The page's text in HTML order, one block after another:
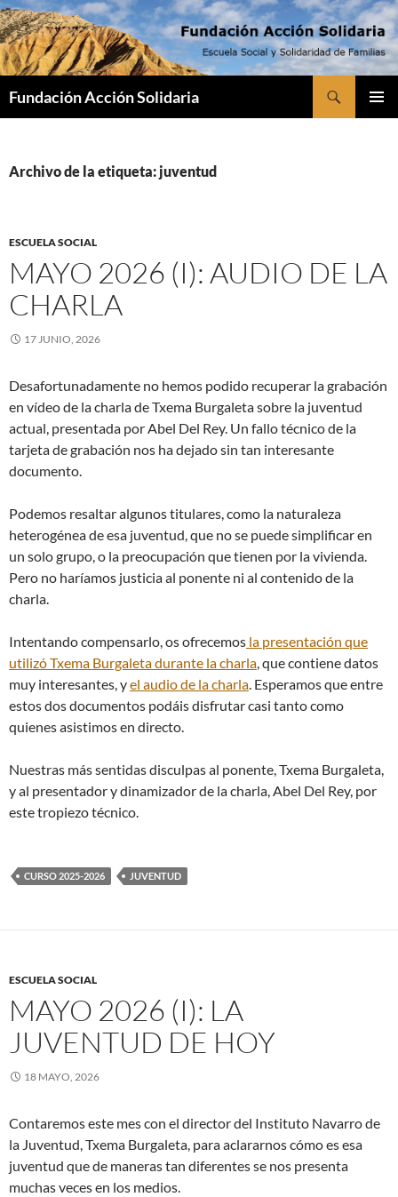
Saltar
al
contenido
Fundación Acción Solidaria
Archivo de la etiqueta: juventud
ESCUELA SOCIAL
MAYO 2026 (I): AUDIO DE LA
CHARLA
17 JUNIO, 2026
Desafortunadamente no hemos podido recuperar la grabación
en vídeo de la charla de Txema Burgaleta sobre la juventud
actual, presentada por Abel Del Rey. Un fallo técnico de la
tarjeta de grabación nos ha dejado sin tan interesante
documento.
Podemos resaltar algunos titulares, como la naturaleza
heterogénea de esa juventud, que no se puede simplificar en
un solo grupo, o la preocupación que tienen por la vivienda.
Pero no haríamos justicia al ponente ni al contenido de la
charla.
Intentando compensarlo, os ofrecemos la presentación que
utilizó Txema Burgaleta durante la charla, que contiene datos
muy interesantes, yel audio de la charla. Esperamos que entre
estos dos documentos podáis disfrutar casi tanto como
quienes asistimos en directo.
Nuestras más sentidas disculpas al ponente, Txema Burgaleta,
y al presentador y dinamizador de la charla, Abel Del Rey, por
este tropiezo técnico.
CURSO 2025-2026 JUVENTUD
ESCUELA SOCIAL
MAYO 2026 (I): LA
JUVENTUD DE HOY
18 MAYO, 2026
Contaremos este mes con el director del Instituto Navarro de
la Juventud, Txema Burgaleta, para aclararnos cómo es esa
juventud que de maneras tan diferentes se nos presenta
muchas veces en los medios.